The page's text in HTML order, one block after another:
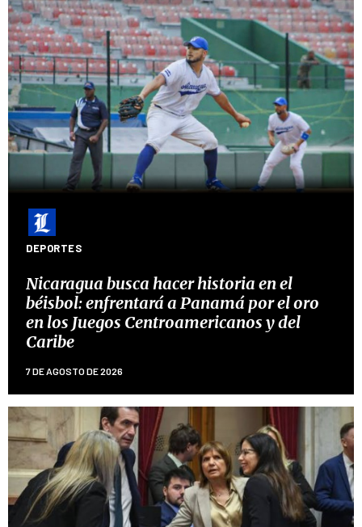
DEPORTES
Nicaragua busca hacer historia en el
béisbol: enfrentará a Panamá por el oro
en los Juegos Centroamericanos y del
Caribe
7 DE AGOSTO DE 2026